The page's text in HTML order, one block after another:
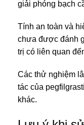
giải phóng bạch
Tính an toàn và
chưa được đánh
trị có liên quan
Các thử nghiệm
tác của
khác.